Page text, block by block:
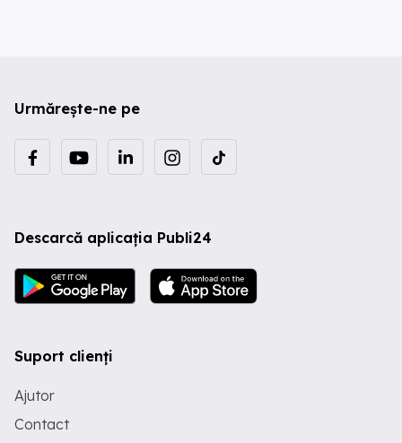
Urmărește-ne pe
Descarcă aplicația Publi24
Suport clienți
Ajutor
Contact